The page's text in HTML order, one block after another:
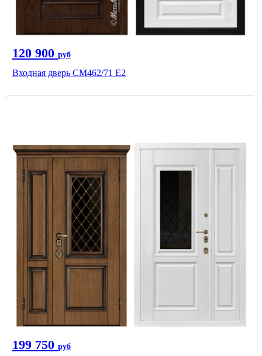
120 900 руб
Входная дверь СМ462/71 Е2
199 750 руб